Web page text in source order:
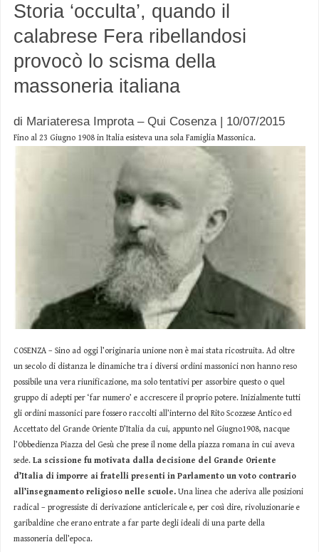
Storia ‘occulta’, quando il
calabrese Fera ribellandosi
provocò lo scisma della
massoneria italiana
di Mariateresa Improta – Qui Cosenza | 10/07/2015
Fino al 23 Giugno 1908 in Italia esisteva una sola Famiglia Massonica.
COSENZA – Sino ad oggi l’originaria unione non è mai stata ricostruita. Ad oltre
un secolo di distanza le dinamiche tra i diversi ordini massonici non hanno reso
possibile una vera riunificazione, ma solo tentativi per assorbire questo o quel
gruppo di adepti per ‘far numero’ e accrescere il proprio potere. Inizialmente tutti
gli ordini massonici pare fossero raccolti all’interno del Rito Scozzese Antico ed
Accettato del Grande Oriente D’Italia da cui, appunto nel Giugno1908, nacque
l’Obbedienza Piazza del Gesù che prese il nome della piazza romana in cui aveva
sede. La scissione fu motivata dalla decisione del Grande Oriente
d’Italia di imporre ai fratelli presenti in Parlamento un voto contrario
all’insegnamento religioso nelle scuole.Una linea che aderiva alle posizioni
radical – progressiste di derivazione anticlericale e, per così dire, rivoluzionarie e
garibaldine che erano entrate a far parte degli ideali di una parte della
massoneria dell’epoca.